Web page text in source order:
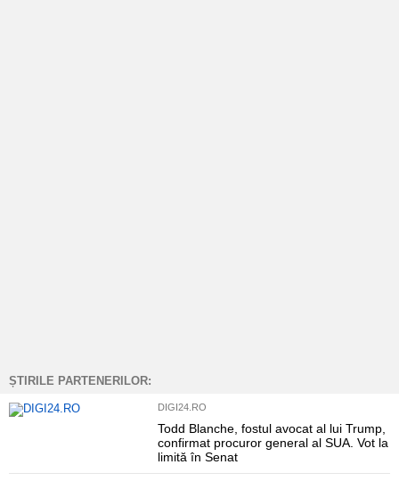
ȘTIRILE PARTENERILOR:
DIGI24.RO
Todd Blanche, fostul avocat al lui Trump,
confirmat procuror general al SUA. Vot la
limită în Senat